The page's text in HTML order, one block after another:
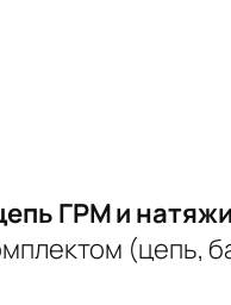
ГРМ и
(цепь,